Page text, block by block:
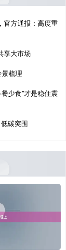
官方通报：高度重
享大市场
梳理
少食”才是稳住震
碳突围